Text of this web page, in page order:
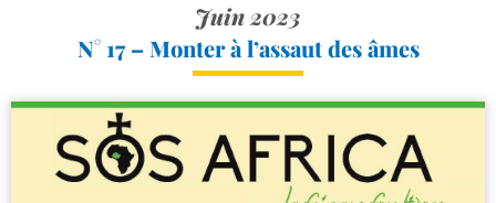
Juin 2023
N° 17 – Monter à l’assaut des âmes